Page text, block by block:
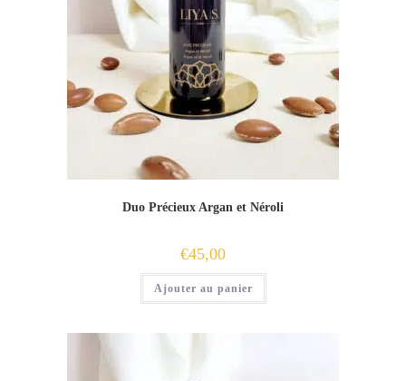
Duo Précieux Argan et Néroli
€45,00
Ajouter au panier